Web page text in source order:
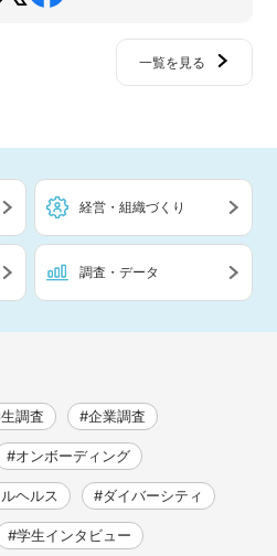
一覧を見る
経営・組織づくり
調査・データ
調査 #企業調査
#オンボーディング
ヘルス #ダイバーシティ
#学生インタビュー